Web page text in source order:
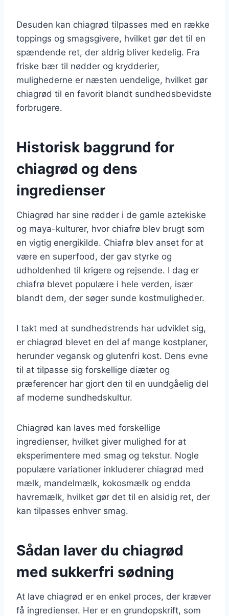
Desuden kan chiagrød tilpasses med en række
toppings og smagsgivere, hvilket gør det til en
spændende ret, der aldrig bliver kedelig. Fra
friske bær til nødder og krydderier,
mulighederne er næsten uendelige, hvilket gør
chiagrød til en favorit blandt sundhedsbevidste
forbrugere.
Historisk baggrund for
chiagrød og dens
ingredienser
Chiagrød har sine rødder i de gamle aztekiske
og maya-kulturer, hvor chiafrø blev brugt som
en vigtig energikilde. Chiafrø blev anset for at
være en superfood, der gav styrke og
udholdenhed til krigere og rejsende. I dag er
chiafrø blevet populære i hele verden, især
blandt dem, der søger sunde kostmuligheder.
I takt med at sundhedstrends har udviklet sig,
er chiagrød blevet en del af mange kostplaner,
herunder vegansk og glutenfri kost. Dens evne
til at tilpasse sig forskellige diæter og
præferencer har gjort den til en uundgåelig del
af moderne sundhedskultur.
Chiagrød kan laves med forskellige
ingredienser, hvilket giver mulighed for at
eksperimentere med smag og tekstur. Nogle
populære variationer inkluderer chiagrød med
mælk, mandelmælk, kokosmælk og endda
havremælk, hvilket gør det til en alsidig ret, der
kan tilpasses enhver smag.
Sådan laver du chiagrød
med sukkerfri sødning
At lave chiagrød er en enkel proces, der kræver
få ingredienser. Her er en grundopskrift, som